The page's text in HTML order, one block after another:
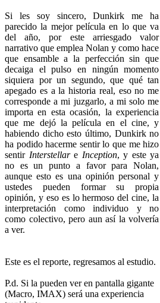
Si les soy sincero, Dunkirk me ha
parecido la mejor película en lo que va
del año, por este arriesgado valor
narrativo que emplea Nolan y como hace
que ensamble a la perfección sin que
decaiga el pulso en ningún momento
siquiera por un segundo, que qué tan
apegado es a la historia real, eso no me
corresponde a mi juzgarlo, a mi solo me
importa en esta ocasión, la experiencia
que me dejó la película en el cine, y
habiendo dicho esto último, Dunkirk no
ha podido hacerme sentir lo que me hizo
sentir Interstellare Inception, y este ya
no es un punto a favor para Nolan,
aunque esto es una opinión personal y
ustedes pueden formar su propia
opinión, y eso es lo hermoso del cine, la
interpretación como individuo y no
como colectivo, pero aun así la volvería
a ver.
Este es el reporte, regresamos al estudio.
P.d. Si la pueden ver en pantalla gigante
(Macro, IMAX) será una experiencia